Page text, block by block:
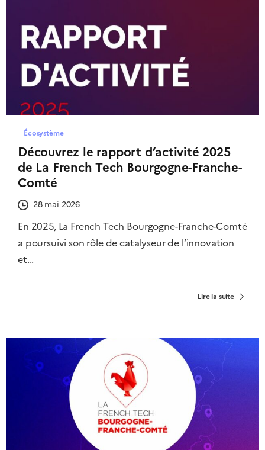
Écosystème
Découvrez le rapport d’activité 2025
de La French Tech Bourgogne-Franche-
Comté
28 mai 2026
En 2025, La French Tech Bourgogne-Franche-Comté
a poursuivi son rôle de catalyseur de l’innovation
et...
Lire la suite